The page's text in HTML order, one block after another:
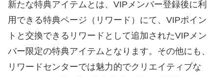
新たな特典アイテムとは、VIPメンバー登録後に利
用できる特典ページ（リワード）にて、VIPポイン
トと交換できるリワードとして追加されたVIPメン
バー限定の特典アイテムとなります。その他にも、
リワードセンターでは魅力的でクリエイティブな